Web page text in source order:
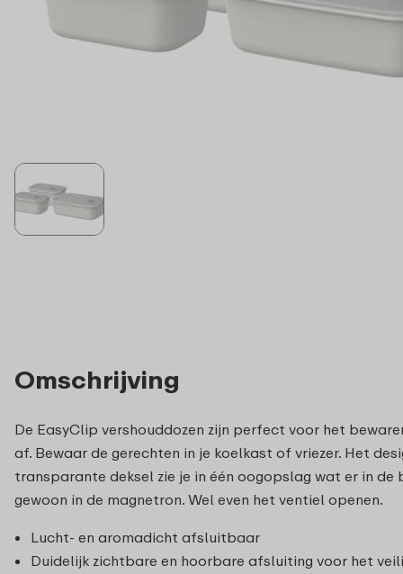
Omschrijving
De EasyClip vershouddozen zijn perfect voor het
af. Bewaar de gerechten in je koelkast of vriezer. Het
transparante deksel zie je in één oogopslag wat er in
gewoon in de magnetron. Wel even het ventiel openen.
Lucht- en aromadicht afsluitbaar
Duidelijk zichtbare en hoorbare afsluiting voor het